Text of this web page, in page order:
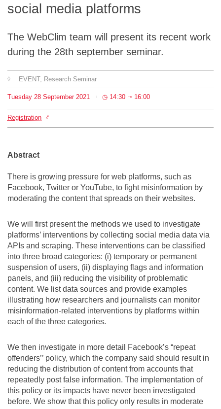
social media platforms
The WebClim team will present its recent work
during the 28th september seminar.
EVENT, Research Seminar
Tuesday 28 September 2021 14:30 ⇥ 16:00
Registration
Abstract
There is growing pressure for web platforms, such as
Facebook, Twitter or YouTube, to fight misinformation by
moderating the content that spreads on their websites.
We will first present the methods we used to investigate
platforms’ interventions by collecting social media data via
APIs and scraping. These interventions can be classified
into three broad categories: (i) temporary or permanent
suspension of users, (ii) displaying flags and information
panels, and (iii) reducing the visibility of problematic
content. We list data sources and provide examples
illustrating how researchers and journalists can monitor
misinformation-related interventions by platforms within
each of the three categories.
We then investigate in more detail Facebook’s “repeat
offenders’’ policy, which the company said should result in
reducing the distribution of content from accounts that
repeatedly post false information. The implementation of
this policy or its impacts have never been investigated
before. We show that this policy only results in moderate